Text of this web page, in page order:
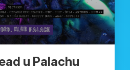
u Palachu